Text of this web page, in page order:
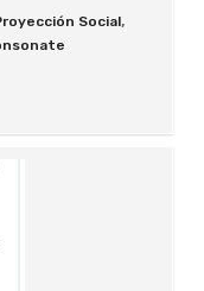
Social,